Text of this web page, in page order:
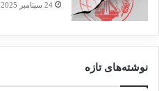
24 سپتامبر 2025
نوشته‌های تازه